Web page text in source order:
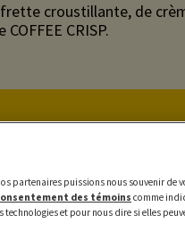
croustillante, de
CRISP.
partenaires puissions nous souvenir de
des témoins comme
et pour nous dire si elles